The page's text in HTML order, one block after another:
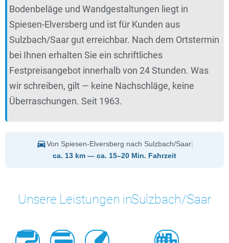
Bodenbeläge und Wandgestaltungen liegt in
Spiesen-Elversberg und ist für Kunden aus
Sulzbach/Saar gut erreichbar. Nach dem Ortstermin
bei Ihnen erhalten Sie ein schriftliches
Festpreisangebot innerhalb von 24 Stunden. Was
wir schreiben, gilt — keine Nachschläge, keine
Überraschungen. Seit 1963.
Von Spiesen-Elversberg nach Sulzbach/Saar|
ca. 13 km — ca. 15–20 Min. Fahrzeit
Unsere Leistungen inSulzbach/Saar